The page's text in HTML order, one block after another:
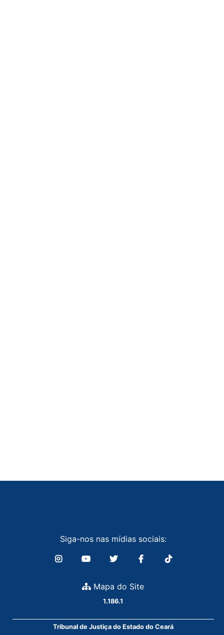
Siga-nos nas mídias sociais:
Mapa do Site
1.186.1
Tribunal de Justiça do Estado do Ceará